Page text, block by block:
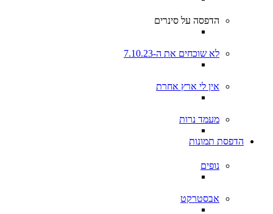
הדפסה על סינרים
לא שוכחים את ה-7.10.23
אין לי ארץ אחרת
מעמד נרות
הדפסת תמונות
נופים
אבסטרקט